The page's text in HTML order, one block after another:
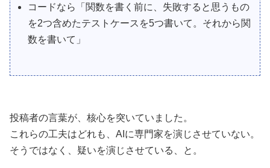
コードなら「関数を書く前に、失敗すると思うもの
を2つ含めたテストケースを5つ書いて。それから関
数を書いて」
投稿者の言葉が、核心を突いていました。
これらの工夫はどれも、AIに専門家を演じさせていない。
そうではなく、疑いを演じさせている、と。